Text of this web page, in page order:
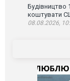
Будівництво
коштувати
08.08.2026,